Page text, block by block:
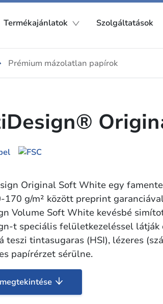
Termékajánlatok Szolgáltatások
Prémium mázolatlan papírok
Original Soft White egy
170 g/m² között preprint
Volume Soft White kevésbé
t speciális felületkezeléssel látják
teszi tintasugaras (HSI), lézeres
papírérzet sérülne.